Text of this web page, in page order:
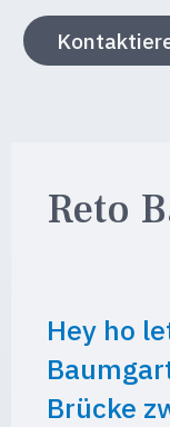
Reto
Hey ho
Brücke